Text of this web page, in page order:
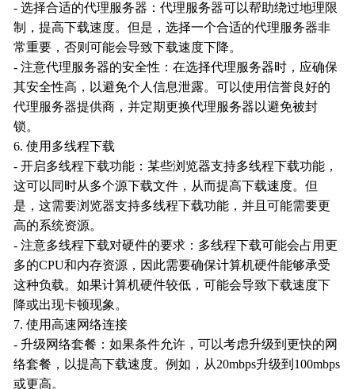
- 选择合适的代理服务器：代理服务器可以帮助绕过地理限
制，提高下载速度。但是，选择一个合适的代理服务器非
常重要，否则可能会导致下载速度下降。
- 注意代理服务器的安全性：在选择代理服务器时，应确保
其安全性高，以避免个人信息泄露。可以使用信誉良好的
代理服务器提供商，并定期更换代理服务器以避免被封
锁。
6. 使用多线程下载
- 开启多线程下载功能：某些浏览器支持多线程下载功能，
这可以同时从多个源下载文件，从而提高下载速度。但
是，这需要浏览器支持多线程下载功能，并且可能需要更
高的系统资源。
- 注意多线程下载对硬件的要求：多线程下载可能会占用更
多的CPU和内存资源，因此需要确保计算机硬件能够承受
这种负载。如果计算机硬件较低，可能会导致下载速度下
降或出现卡顿现象。
7. 使用高速网络连接
- 升级网络套餐：如果条件允许，可以考虑升级到更快的网
络套餐，以提高下载速度。例如，从20mbps升级到100mbps
或更高。